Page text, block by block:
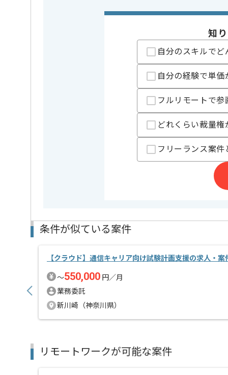
クラウド
AWS
業務内容
アプリ開
20代活躍
精算条件
有
精算基準時間
140時間
経営コンサルティング事業、DX及びITコンサルティン
今回は大手飲食業界向けWebアプリケーション開発案件
基本的にはフルリモートでの作業を見込んでおります。
知
自分のスキルで
自分の経験で単
フルリモートで
どれくらい裁量
フリーランス案
条件が似ている案件
【クラウド】通信キャリア向け試験計画支援の求人・案
〜550,000 円／月
業務委託
新川崎（神奈川県）
リモートワークが可能な案件